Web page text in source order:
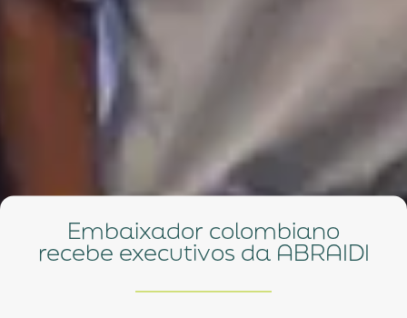
Embaixador colombiano
recebe executivos da ABRAIDI